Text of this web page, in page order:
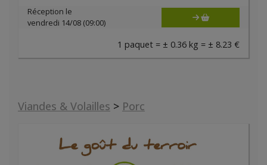
Réception le
vendredi 14/08 (09:00)
1 paquet = ± 0.36 kg = ± 8.23 €
Viandes & Volailles > Porc